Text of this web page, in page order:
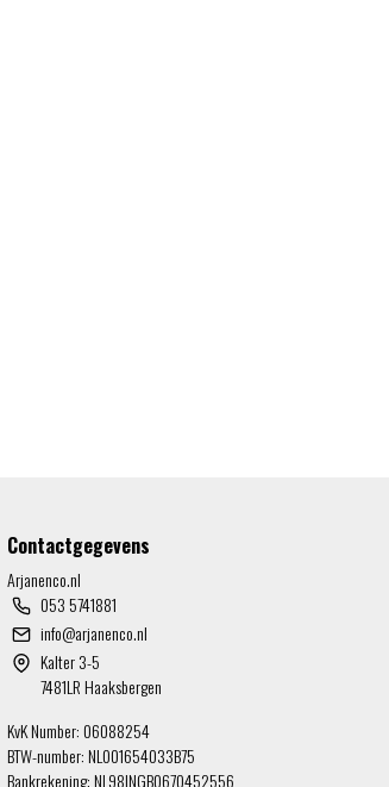
Contactgegevens
Arjanenco.nl
053 5741881
info@arjanenco.nl
Kalter 3-5
7481LR Haaksbergen
KvK Number: 06088254
BTW-number: NL001654033B75
Bankrekening: NL98INGB0670452556